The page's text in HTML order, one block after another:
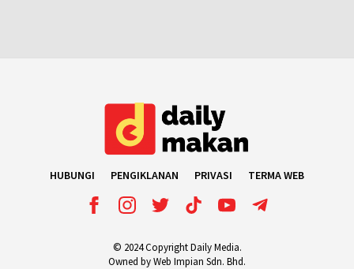
HUBUNGI PENGIKLANAN PRIVASI TERMA WEB
© 2024 Copyright Daily Media.
Owned by Web Impian Sdn. Bhd.